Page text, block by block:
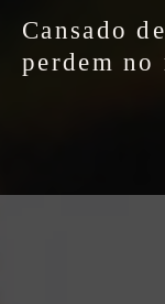
Cansado
perdem no